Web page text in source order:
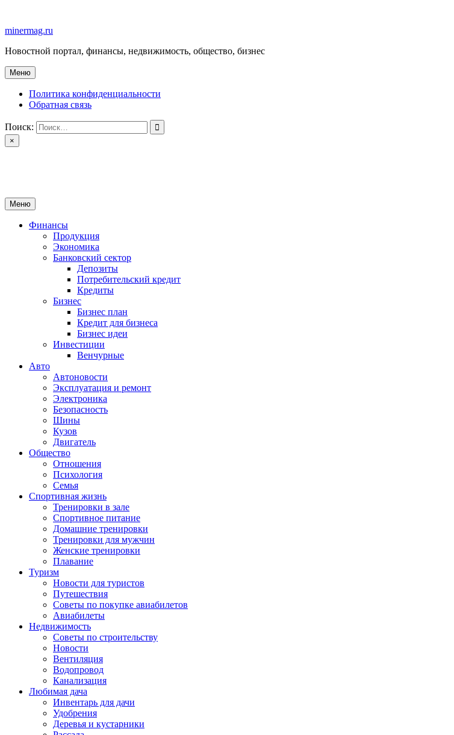
содержимому
minermag.ru
Новостной портал, финансы, недвижимость, общество, бизнес
Меню
Политика конфиденциальности
Обратная связь
Поиск:
×
Меню
Финансы
Продукция
Экономика
Банковский сектор
Депозиты
Потребительский кредит
Кредиты
Бизнес
Бизнес план
Кредит для бизнеса
Бизнес идеи
Инвестиции
Венчурные
Авто
Автоновости
Эксплуатация и ремонт
Электроника
Безопасность
Шины
Кузов
Двигатель
Общество
Отношения
Психология
Семья
Спортивная жизнь
Тренировки в зале
Спортивное питание
Домашние тренировки
Тренировки для мужчин
Женские тренировки
Плавание
Туризм
Новости для туристов
Путешествия
Советы по покупке авиабилетов
Авиабилеты
Недвижимость
Советы по строительству
Новости
Вентиляция
Водопровод
Канализация
Любимая дача
Инвентарь для дачи
Удобрения
Деревья и кустарники